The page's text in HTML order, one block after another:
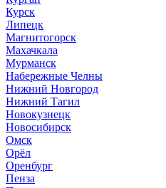
Курск
Липецк
Магнитогорск
Махачкала
Мурманск
Набережные Челны
Нижний Новгород
Нижний Тагил
Новокузнецк
Новосибирск
Омск
Орёл
Оренбург
Пенза